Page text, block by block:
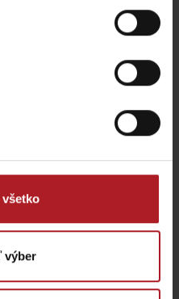
výber
Na Liptove pribudla
nová atrakcia, medzi